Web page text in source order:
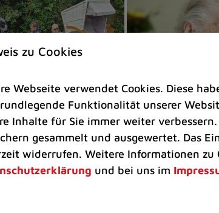
| Kinder & Jugend
Kräutern aus dem
Soziales |
Wenn
zu Cookies
Webseite verwendet Cookies. Diese
Funktionalität unserer
Inhalte für Sie immer weiter
gesammelt und ausgewertet. Das
widerrufen. Weitere Informationen zu
und bei uns im